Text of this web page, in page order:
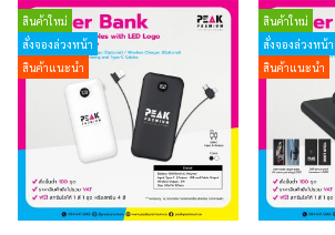
สินค้าใหม่
สั่งจองล่วงหน้า
สินค้าแนะนำ
สินค้าใหม่
สั่งจองล่วงหน้า
สินค้าแนะนำ